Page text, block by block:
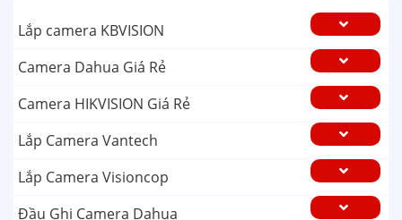
Lắp camera KBVISION
Camera Dahua Giá Rẻ
Camera HIKVISION Giá Rẻ
Lắp Camera Vantech
Lắp Camera Visioncop
Đầu Ghi Camera Dahua